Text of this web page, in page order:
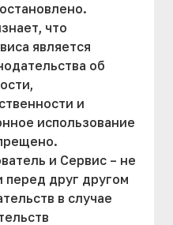
что
является
об
и
использование
и Сервис – не
перед друг другом
в случае